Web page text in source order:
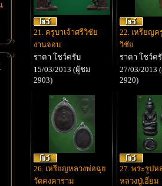
21. ครูบาเจ้าศรีวิชัย
งานจอบ
ราคา โชว์ครับ
15/03/2013 (ผู้ชม
2903)
22. เหรียญค
วิชัย
ราคา โชว์ค
27/03/2013
2920)
26. เหรียญหลวงพ่อฉุย
วัดคงคาราม
27. พระรูป
หลวงปู่เอี่ยม